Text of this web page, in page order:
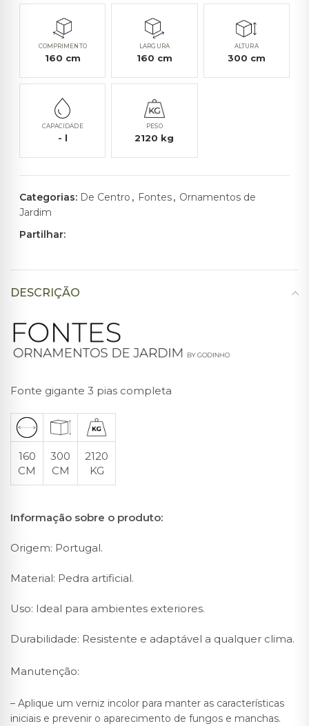
COMPRIMENTO
160 cm
LARGURA
160 cm
ALTURA
300 cm
CAPACIDADE
- l
PESO
2120 kg
Categorias: De Centro , Fontes, Ornamentos de
Jardim
Partilhar:
DESCRIÇÃO
Fonte gigante 3 pias completa
160
CM
300
CM
2120
KG
Informação sobre o produto:
Origem: Portugal.
Material: Pedra artificial.
Uso: Ideal para ambientes exteriores.
Durabilidade: Resistente e adaptável a qualquer clima.
Manutenção:
– Aplique um verniz incolor para manter as características
iniciais e prevenir o aparecimento de fungos e manchas.